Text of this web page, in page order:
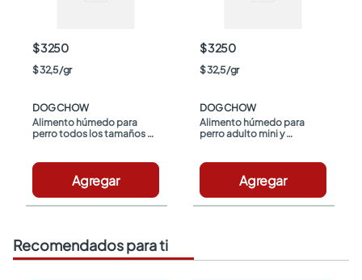
$ 3250
$32,5/gr
DOG CHOW
Alimento húmedo para
perro todos los tamaños
Agregar
$ 3250
$32,5/gr
DOG CHOW
Alimento húmedo para
perro adulto mini y
Agregar
Recomendados para ti